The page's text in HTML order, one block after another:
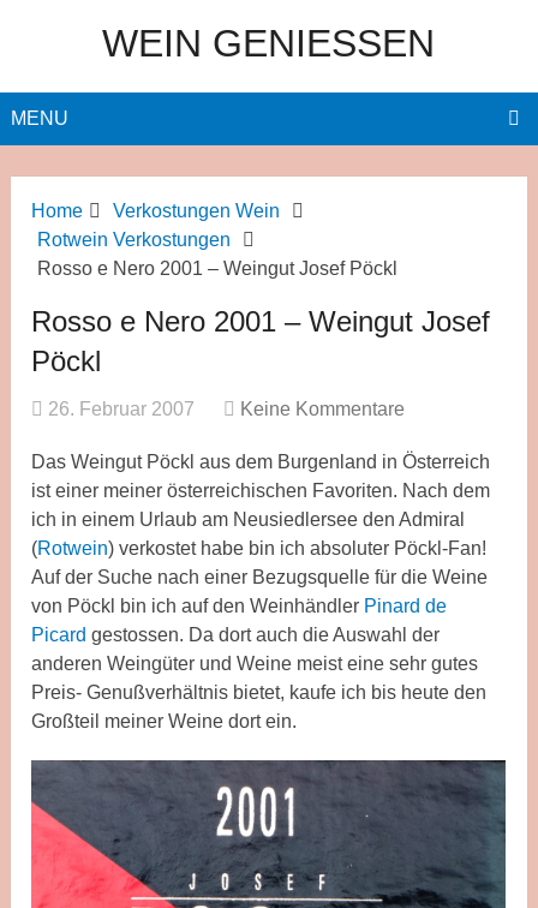
WEIN GENIESSEN
MENU
Home
Verkostungen Wein
Rotwein Verkostungen
Rosso e Nero 2001 – Weingut Josef Pöckl
Rosso e Nero 2001 – Weingut Josef
Pöckl
26. Februar 2007 Keine Kommentare
Das Weingut Pöckl aus dem Burgenland in Österreich
ist einer meiner österreichischen Favoriten. Nach dem
ich in einem Urlaub am Neusiedlersee den Admiral
(Rotwein) verkostet habe bin ich absoluter Pöckl-Fan!
Auf der Suche nach einer Bezugsquelle für die Weine
von Pöckl bin ich auf den Weinhändler Pinard de
Picard gestossen. Da dort auch die Auswahl der
anderen Weingüter und Weine meist eine sehr gutes
Preis- Genußverhältnis bietet, kaufe ich bis heute den
Großteil meiner Weine dort ein.